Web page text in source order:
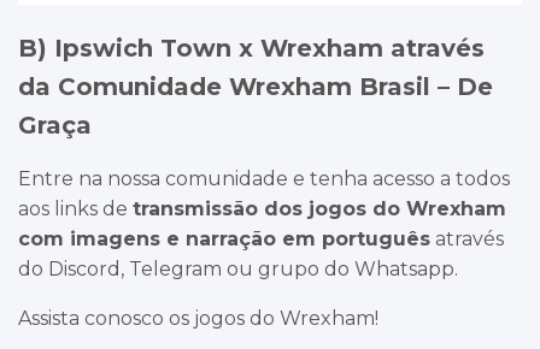
B) Ipswich Town x Wrexham através
da Comunidade Wrexham Brasil – De
Graça
Entre na nossa comunidade e tenha acesso a todos
aos links de transmissão dos jogos do Wrexham
com imagens e narração em português através
do Discord, Telegram ou grupo do Whatsapp.
Assista conosco os jogos do Wrexham!